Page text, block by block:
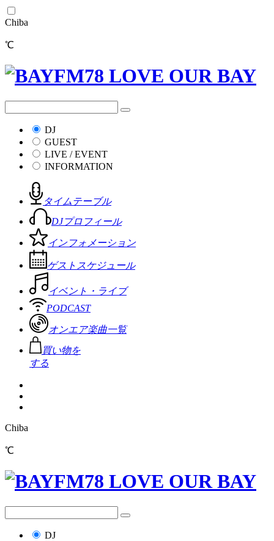
Chiba
℃
DJ
GUEST
LIVE / EVENT
INFORMATION
タイムテーブル
DJプロフィール
インフォメーション
ゲストスケジュール
イベント・ライブ
PODCAST
オンエア楽曲一覧
買い物を
する
Chiba
℃
DJ